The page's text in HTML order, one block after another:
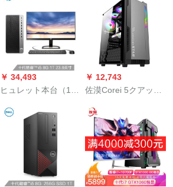
财务ディザイナ株式
式売买オーフスピン
ピル英雄连盟プレ
ヤ・ノウ家庭用ディ
ップ256。
スクトップパソコン
本台 ゲームプレイヤ
ーアンノウンズ バト
ルグラウンズVRゲー
ム专业制图绘图渲染
设计デスクトップ机
电脑整机 本台[三年上
ーム套机 十代i7 8G
256G+1T 1660S-6G
￥ 34,493
ヒュレット本台（10
Gグラフテジック用デ
ィップWin 10 Office
￥ 12,743
佐漠Corei 5クアック
本体ジットI 5リトル
860 K/1050本